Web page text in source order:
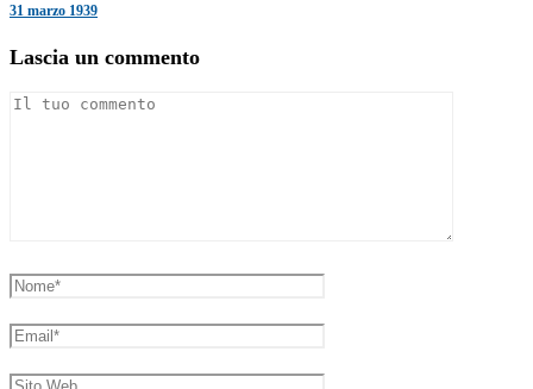
31 marzo 1939
Lascia un commento